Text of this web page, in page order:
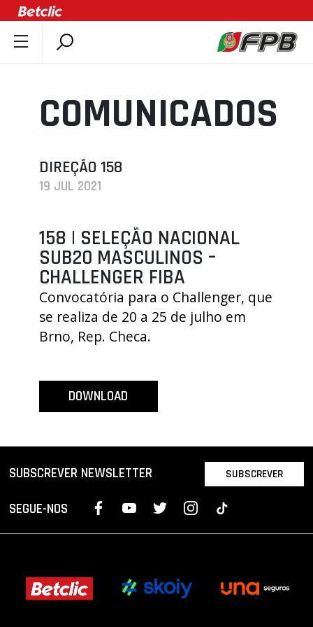
DOCUMENTOS
ÚLTIMAS
ASSOCIAÇÕES
CLUBES
AGENDA
SELEÇÕES
MINIBASQUETE
ÁREA TÉCNICA
PROJETOS
LIGA BETCLIC FEMININA
COMUNICADOS
DIREÇÃO 158
19 JUL 2021
158 | SELEÇÃO NACIONAL
SUB20 MASCULINOS –
CHALLENGER FIBA
Convocatória para o Challenger, que
se realiza de 20 a 25 de julho em
Brno, Rep. Checa.
DOWNLOAD
SUBSCREVER NEWSLETTER SUBSCREVER
SEGUE-NOS